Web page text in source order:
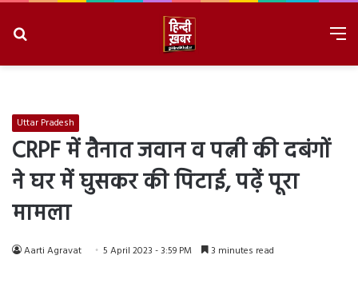
Uttar Pradesh
CRPF में तैनात जवान व पत्नी की दबंगों
ने घर में घुसकर की पिटाई, पढ़ें पूरा
मामला
Aarti Agravat 5 April 2023 - 3:59 PM 3 minutes read